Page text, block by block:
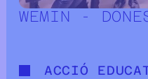
WEMIN -
ACCIÓ